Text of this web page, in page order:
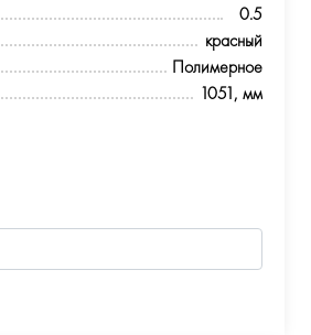
0.5
красный
Полимерное
1051, мм